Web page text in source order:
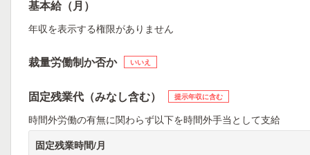
基本給（月）
年収を表示する権限がありません
裁量労働制か否か いいえ
固定残業代（みなし含む） 提示年収に含む
時間外労働の有無に関わらず以下を時間外手当として支給
固定残業時間/月